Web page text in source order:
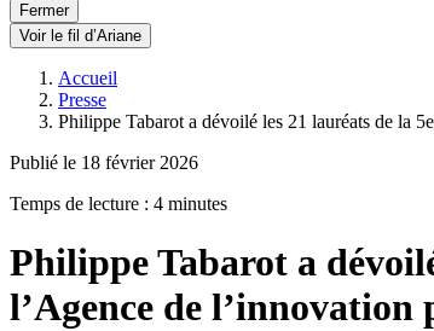
Fermer
Voir le fil d’Ariane
Accueil
Presse
Philippe Tabarot a dévoilé les 21 lauréats de la
Publié le 18 février 2026
Temps de lecture : 4 minutes
Philippe Tabarot a
l’Agence de